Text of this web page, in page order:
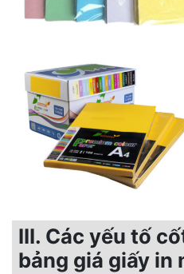
III. Các yếu tố
bảng giá giấy in